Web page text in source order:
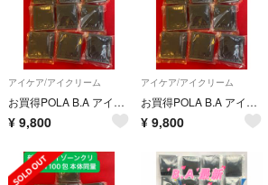
アイケア/アイクリーム
お買得POLA B.A アイゾーンクリーム N 100包 26g 【本体同量】
¥ 9,800
アイケア/アイクリーム
お買得POLA B.A アイゾーンクリーム N 100包 26g 【本体同量】
¥ 9,800